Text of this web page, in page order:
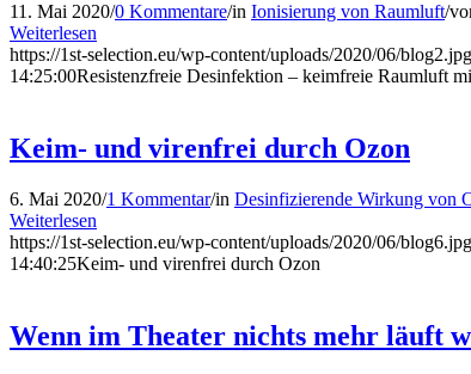
11. Mai 2020/0 Kommentare/in Ionisierung von Raumluft/
Weiterlesen
https://1st-selection.eu/wp-content/uploads/2020/06/blog2.jpg
14:25:00Resistenzfreie Desinfektion – keimfreie Raumluft
Keim- und virenfrei durch Ozon
6. Mai 2020/1 Kommentar/in Desinfizierende Wirkung von
Weiterlesen
https://1st-selection.eu/wp-content/uploads/2020/06/blog6.jpg
14:40:25Keim- und virenfrei durch Ozon
Wenn im Theater nichts mehr läuft